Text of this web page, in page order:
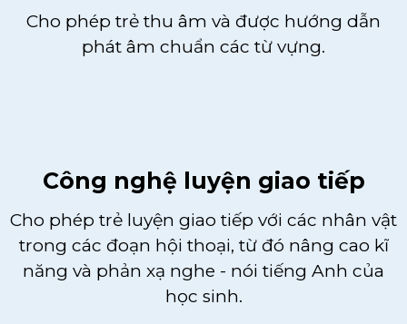
Cho phép trẻ thu âm và được hướng dẫn
phát âm chuẩn các từ vựng.
Công nghệ luyện giao tiếp
Cho phép trẻ luyện giao tiếp với các nhân vật
trong các đoạn hội thoại, từ đó nâng cao kĩ
năng và phản xạ nghe - nói tiếng Anh của
học sinh.